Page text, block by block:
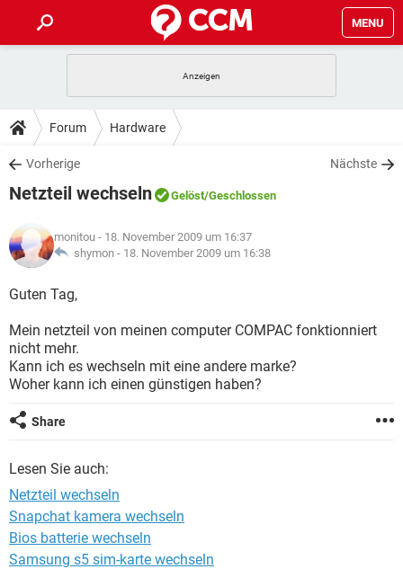
MENU
ANDROID
WINDOWS 10
WHATSAPP TIKTOK
TIPPS & TRICKS
SPIELE
WHATSAPP TIKTOK
FACEBOOK
DOWNLOADS
SPIELE STREAMING
WINDOWS 10 INSTAGRAM
WHATSAPP
SPIELE STREAMING
ANDROID
WINDOWS 10
WHATSAPP TIKTOK
FACEBOOK HARDWARE
LEXIKON
SPIELE
WINDOWS 10
WHATSAPP TIKTOK
FACEBOOK
Forum Hardware
Vorherige Nächste
Netzteil wechseln Gelöst/Geschlossen
monitou - 18. November 2009 um 16:37
shymon - 18. November 2009 um 16:38
Guten Tag,
Mein netzteil von meinen computer COMPAC fonktionniert
nicht mehr.
Kann ich es wechseln mit eine andere marke?
Woher kann ich einen günstigen haben?
Share
Lesen Sie auch:
Netzteil wechseln
Snapchat kamera wechseln
Bios batterie wechseln
Samsung s5 sim-karte wechseln